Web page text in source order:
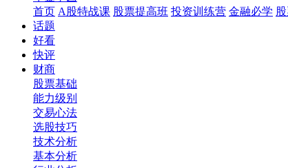
首页 A股特战课 股票提高班 投资训练营 金融必学
话题
好看
快评
财商
股票基础
能力级别
交易心法
选股技巧
技术分析
基本分析